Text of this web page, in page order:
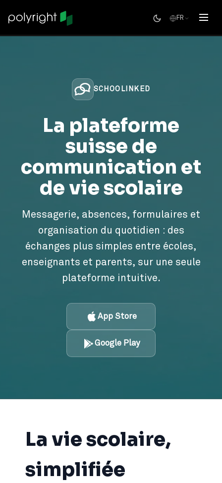
FR
SCHOOLINKED
La plateforme
suisse de
communication et
de vie scolaire
Messagerie, absences, formulaires et
organisation du quotidien : des
échanges plus simples entre écoles,
enseignants et parents, sur une seule
plateforme intuitive.
App Store
Google Play
La vie scolaire,
simplifiée